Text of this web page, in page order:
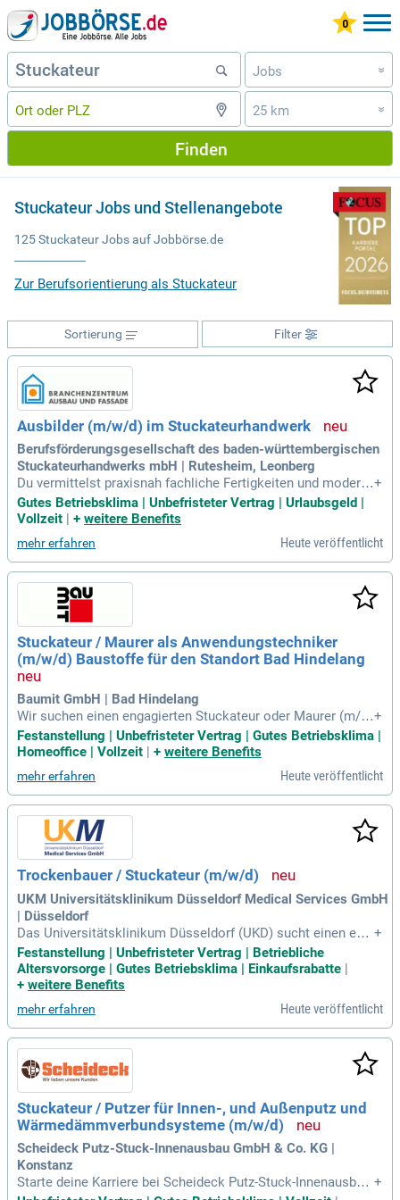
Jobs »
25 km »
Finden
Stuckateur Jobs und Stellenangebote
125 Stuckateur Jobs auf Jobbörse.de
Zur Berufsorientierung als Stuckateur
Filter
Sortierung
Ausbilder (m/w/d) im Stuckateurhandwerk
Berufsförderungsgesellschaft des baden-württembergischen
Stuckateurhandwerks mbH | Rutesheim, Leonberg
Du vermittelst praxisnah fachliche Fertigkeiten und modern
es Know-how im Stuckateurhandwerk; Du unterrichtest Aus
zubildende mit unterschiedlichen Voraussetzungen und Tale
uf ihrem Weg zu einer
+
Gutes Betriebsklima | Unbefristeter Vertrag | Urlaubsgeld |
Vollzeit | + weitere Benefits
mehr erfahren Heute veröffentlicht
Stuckateur / Maurer als Anwendungstechniker
(m/w/d) Baustoffe für den Standort Bad Hindelang
Baumit GmbH | Bad Hindelang
Wir suchen einen engagierten Stuckateur oder Maurer (m/
w/d) als Anwendungstechniker in Bad Hindelang. Ihre Aufga
be umfasst die Prüfung unseres Produktportfolios hinsichtli
d Rohstoffeigenschaften, erkennen Optimierungspotenziale
und tragen zur Weiterentwicklung bei. Auch die Begleitung v
on Versuchen und Neuprodukten gehört zu Ihrem Verantwor
tungsbereich. Sie dokumentieren Ergebnisse sorgfältig und
unterstützen bei der Einführung neuer Produkte. Werden Sie
Teil unseres Teams und gestalten Sie aktiv den Erfolg unser
er Baustoffe mit!
+
Festanstellung | Unbefristeter Vertrag | Gutes Betriebsklima |
Homeoffice | Vollzeit
+ weitere Benefits
mehr erfahren Heute veröffentlicht
Trockenbauer / Stuckateur (m/w/d)
UKM Universitätsklinikum Düsseldorf Medical Services GmbH
| Düsseldorf
Das Universitätsklinikum Düsseldorf (UKD) sucht einen eng
agierten Trockenbauer / Stuckateur (m/w/d) zur Verstärkun
g seines Teams. In einem der größten Krankenhäuser der La
ndeshauptstadt unterstützen Sie wichtige Klinikabläufe durc
en der Bau von Leichtbauwänden und die Verarbeitung von
Dämmmaterialien. Sie installieren außerdem Trockenbau- u
nd Trennwandsysteme unter Berücksichtigung von Schall- u
nd Brandschutzvorgaben. Ihre Arbeit umfasst das Verkleide
n von Wänden und Decken mit Gipsplatten und anderen Mat
erialien. Werden Sie Teil eines dynamischen Teams und trag
en Sie zur optimalen Patientenversorgung im Gesundheitsw
esen bei!
+
Festanstellung | Unbefristeter Vertrag | Betriebliche
Altersvorsorge | Gutes Betriebsklima | Einkaufsrabatte |
+ weitere Benefits
mehr erfahren Heute veröffentlicht
Stuckateur / Putzer für Innen-, und Außenputz und
Wärmedämmverbundsysteme (m/w/d)
Scheideck Putz-Stuck-Innenausbau GmbH & Co. KG |
Konstanz
Starte deine Karriere bei Scheideck Putz-Stuck-Innenausbau +